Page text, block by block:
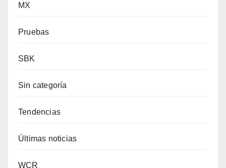
MX
Pruebas
SBK
Sin categoría
Tendencias
Últimas noticias
WCR